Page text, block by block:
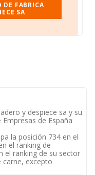
DE FABRICA
SA
y despiece sa y su
de España
la posición 734 en el
el ranking de
el ranking de su sector
carne, excepto